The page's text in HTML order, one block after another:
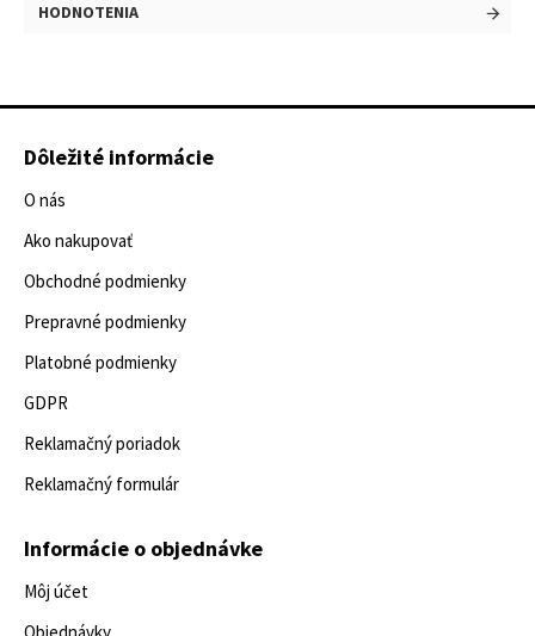
HODNOTENIA
Dôležité informácie
O nás
Ako nakupovať
Obchodné podmienky
Prepravné podmienky
Platobné podmienky
GDPR
Reklamačný poriadok
Reklamačný formulár
Informácie o objednávke
Môj účet